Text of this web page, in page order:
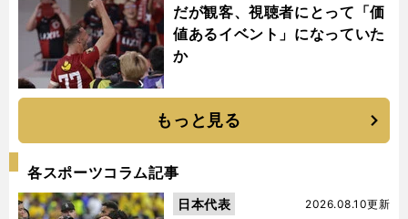
だが観客、視聴者にとって「価
値あるイベント」になっていた
か
もっと見る
各スポーツコラム記事
2026.08.10更新
日本代表